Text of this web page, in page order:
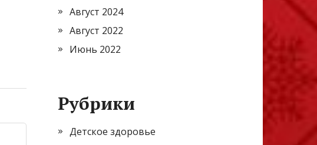
Август 2024
Август 2022
Июнь 2022
Рубрики
Детское здоровье